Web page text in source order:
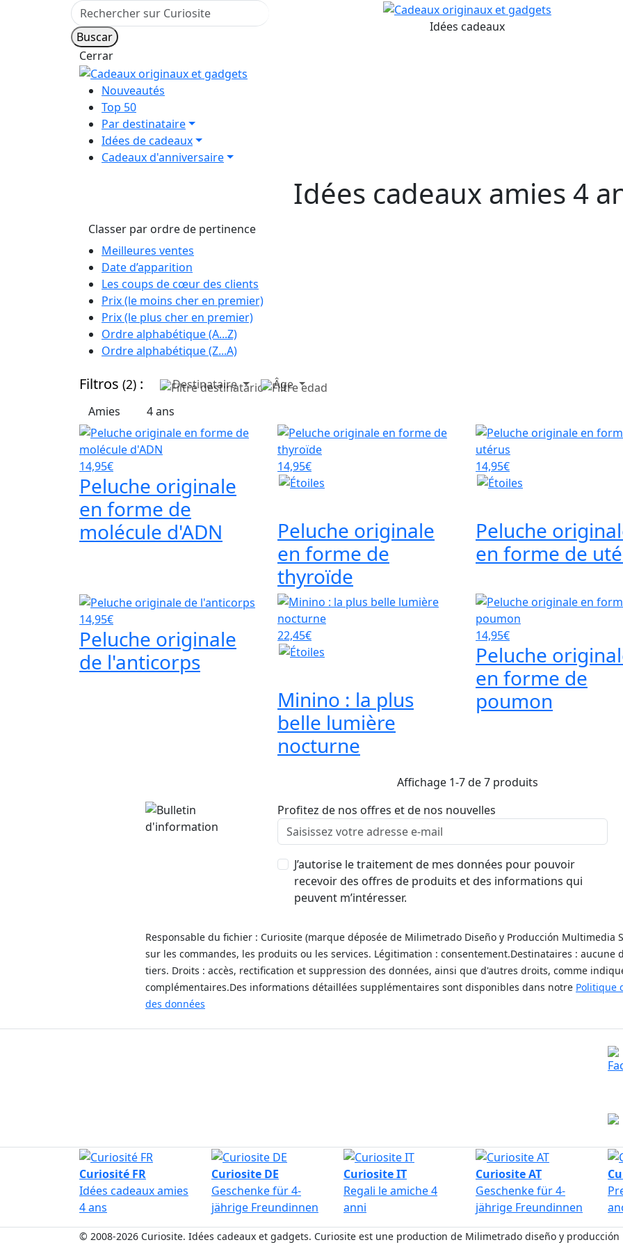
Idées cadeaux
Cerrar
Nouveautés
Top 50
Par destinataire
Idées de cadeaux
Cadeaux d'anniversaire
Idées cadeaux amies 4
Classer par ordre de pertinence
Meilleures ventes
Date d’apparition
Les coups de cœur des clients
Prix (le moins cher en premier)
Prix (le plus cher en premier)
Ordre alphabétique (A...Z)
Ordre alphabétique (Z...A)
Filtros (2) : Destinataire
Âge
Amies
4 ans
14,95€
Peluche originale
en forme de
molécule d'ADN
14,95€
Peluche originale
en forme de
thyroïde
14,95€
Peluche
en forme de
14,95€
Peluche originale
de l'anticorps
22,45€
Minino : la plus
belle lumière
nocturne
14,95€
Peluche
en forme de
poumon
Affichage 1-7 de 7 produits
Profitez de nos offres et de nos nouvelles
J’autorise le traitement de mes données pour pouvoir
recevoir des offres de produits et des informations qui
peuvent m’intéresser.
Responsable du fichier : Curiosite (marque déposée de Milimetrado Diseño y Producción Multimedia
sur les commandes, les produits ou les services. Légitimation : consentement.Destinataires : aucune
tiers. Droits : accès, rectification et suppression des données, ainsi que d'autres droits, comme
complémentaires.Des informations détaillées supplémentaires sont disponibles dans notre Politique
des données
Curiosité FR
Idées cadeaux amies
4 ans
Curiosite DE
Geschenke für 4-
jährige Freundinnen
Curiosite IT
Regali le amiche 4
anni
Curiosite AT
Geschenke für 4-
jährige Freundinnen
© 2008-2026 Curiosite. Idées cadeaux et gadgets. Curiosite est une production de Milimetrado diseño y